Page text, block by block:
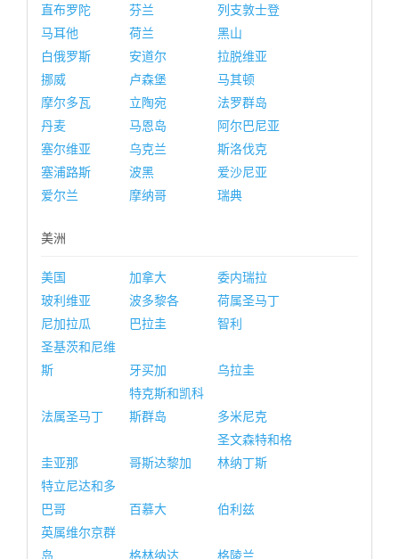
直布罗陀
芬兰
列支敦士登
马耳他
荷兰
黑山
白俄罗斯
安道尔
拉脱维亚
挪威
卢森堡
马其顿
摩尔多瓦
立陶宛
法罗群岛
丹麦
马恩岛
阿尔巴尼亚
塞尔维亚
乌克兰
斯洛伐克
塞浦路斯
波黑
爱沙尼亚
爱尔兰
摩纳哥 瑞典
美洲
美国 加拿大
委内瑞拉
玻利维亚
波多黎各
荷属圣马丁
尼加拉瓜
巴拉圭
智利
圣基茨和尼维
斯
牙买加 乌拉圭
法属圣马丁
特克斯和凯科
斯群岛
多米尼克
圭亚那 哥斯达黎加
圣文森特和格
林纳丁斯
特立尼达和多
巴哥
百慕大
伯利兹
英属维尔京群
岛
格林纳达
格陵兰